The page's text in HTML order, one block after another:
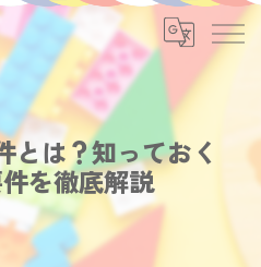
とは？知っておく
を徹底解説